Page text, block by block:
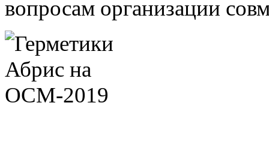
вопросам организации